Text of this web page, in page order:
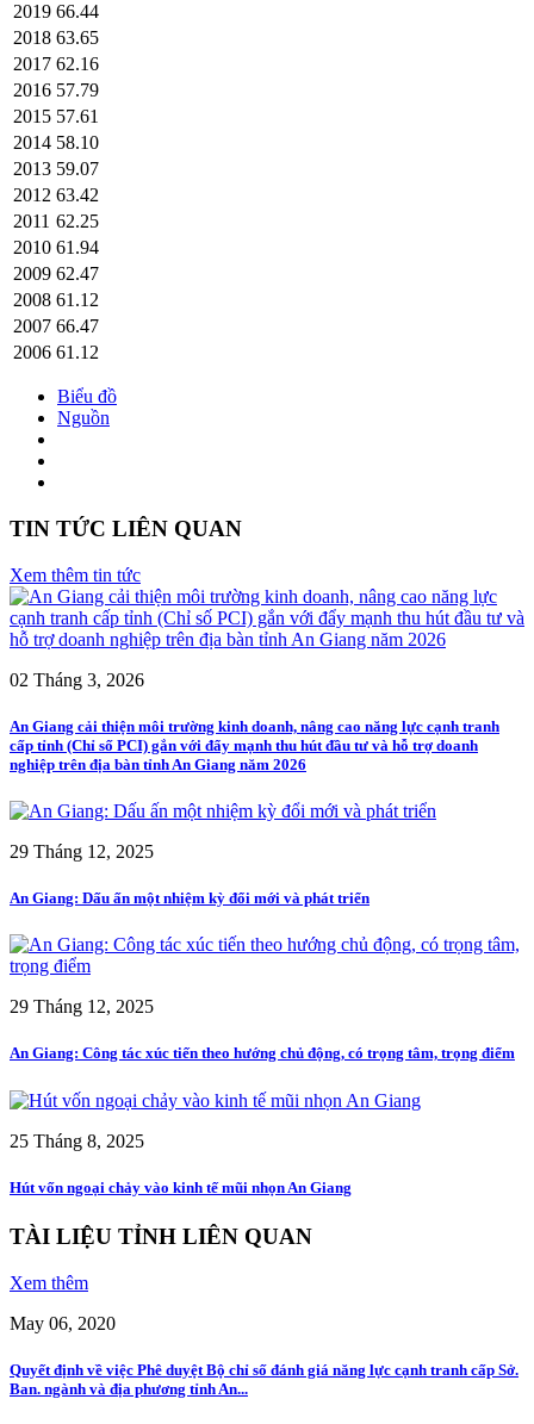
2019 66.44
2018 63.65
2017 62.16
2016 57.79
2015 57.61
2014 58.10
2013 59.07
2012 63.42
2011 62.25
2010 61.94
2009 62.47
2008 61.12
2007 66.47
2006 61.12
Biểu đồ
Nguồn
TIN TỨC LIÊN QUAN
Xem thêm tin tức
02 Tháng 3, 2026
An Giang cải thiện môi trường kinh doanh, nâng cao năng lực cạnh tranh
cấp tỉnh (Chỉ số PCI) gắn với đẩy mạnh thu hút đầu tư và hỗ trợ doanh
nghiệp trên địa bàn tỉnh An Giang năm 2026
29 Tháng 12, 2025
An Giang: Dấu ấn một nhiệm kỳ đổi mới và phát triển
29 Tháng 12, 2025
An Giang: Công tác xúc tiến theo hướng chủ động, có trọng tâm, trọng điểm
25 Tháng 8, 2025
Hút vốn ngoại chảy vào kinh tế mũi nhọn An Giang
TÀI LIỆU TỈNH LIÊN QUAN
Xem thêm
May 06, 2020
Quyết định về việc Phê duyệt Bộ chỉ số đánh giá năng lực cạnh tranh cấp Sở.
Ban. ngành và địa phương tỉnh An...